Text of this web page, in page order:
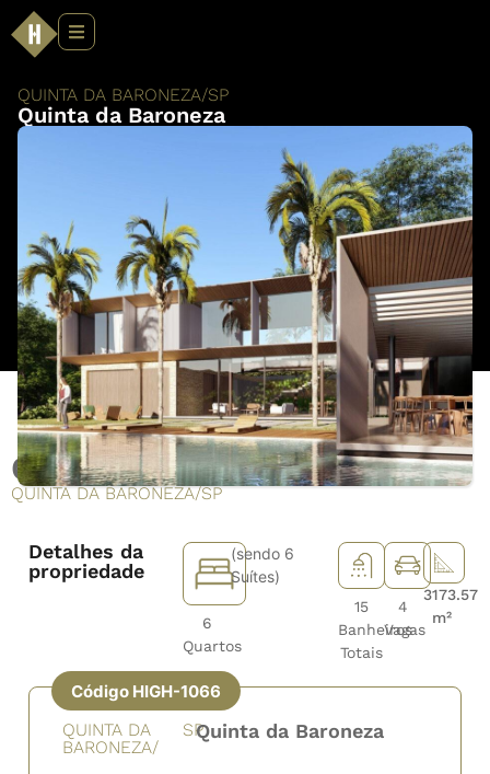
QUINTA DA BARONEZA/SP
Quinta da Baroneza
Quinta da Baroneza
QUINTA DA BARONEZA/SP
Detalhes da
propriedade
6
Quartos
(sendo 6
Suítes)
15
Banheiros
Totais
4
Vagas
3173.57
m²
Código HIGH-1066
QUINTA DA
BARONEZA/
SPQuinta da Baroneza